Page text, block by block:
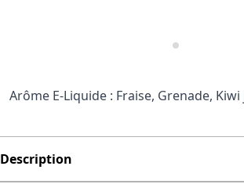
Arôme E-Liquide : Fraise, Grenade,
Description